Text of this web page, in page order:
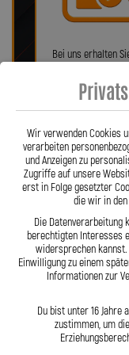
Bei uns erhalten
Fragen? Unser
Telefon oder
Präzision in
Wir verwenden Cookies
verarbeiten
und Anzeigen zu
Zugriffe auf unsere
erst in Folge gesetzter
die wir in
Die Datenverarbeitung
berechtigten Interesses
widersprechen
Einwilligung zu einem
Informationen zur
Du bist unter 16
zustimmen, um